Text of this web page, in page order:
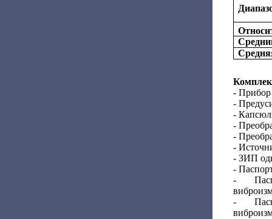
- Прибор
-
-
-
-
-
- ЗИП
-
-
-